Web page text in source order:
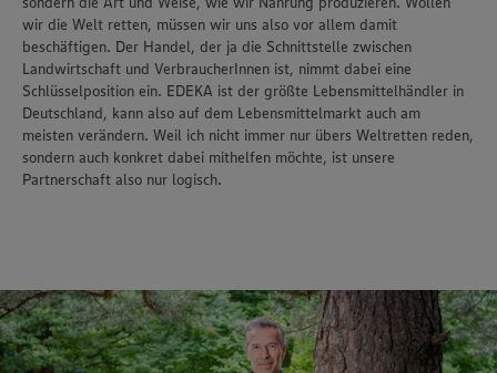
wir die Welt retten, müssen wir uns also vor allem damit
beschäftigen. Der Handel, der ja die Schnittstelle zwischen
Landwirtschaft und VerbraucherInnen ist, nimmt dabei eine
Schlüsselposition ein. EDEKA ist der größte Lebensmittelhändler in
Deutschland, kann also auf dem Lebensmittelmarkt auch am
meisten verändern. Weil ich nicht immer nur übers Weltretten reden,
sondern auch konkret dabei mithelfen möchte, ist unsere
Partnerschaft also nur logisch.